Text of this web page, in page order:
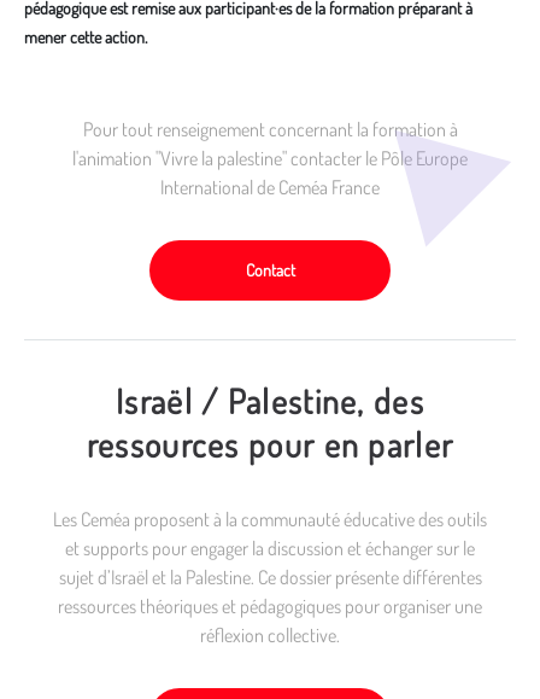
pédagogique est remise aux participant·es de la formation préparant à
mener cette action.
Média secondaire
Pour tout renseignement concernant la formation à
l'animation "Vivre la palestine" contacter le Pôle Europe
International de Ceméa France
Contact
Israël / Palestine, des
ressources pour en parler
Les Ceméa proposent à la communauté éducative des outils
et supports pour engager la discussion et échanger sur le
sujet d’Israël et la Palestine. Ce dossier présente différentes
ressources théoriques et pédagogiques pour organiser une
réflexion collective.